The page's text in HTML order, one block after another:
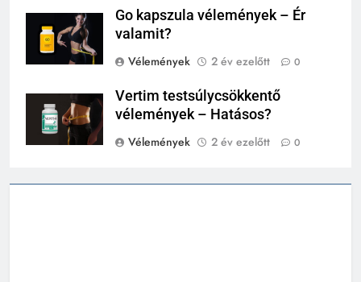
Go kapszula vélemények – Ér
valamit?
Vélemények
2 év ezelőtt 0
Vertim testsúlycsökkentő
vélemények – Hatásos?
Vélemények
2 év ezelőtt 0